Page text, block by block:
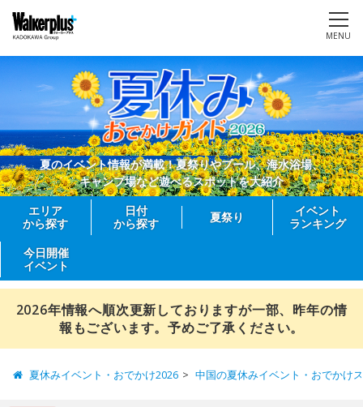
MENU
夏のイベント情報が満載！夏祭りやプール、海水浴場、
キャンプ場など遊べるスポットを大紹介
エリア
から探す
日付
から探す
夏祭り
イベント
ランキング
今日開催
イベント
2026年情報へ順次更新しておりますが一部、昨年の情
報もございます。予めご了承ください。
夏休みイベント・おでかけ2026 中国の夏休みイベント・おでかけ